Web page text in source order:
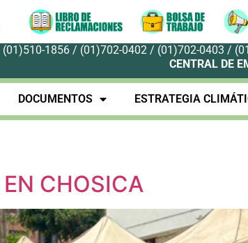
(01)510-1856 / (01)702-0402 / (01)702-0403 /
CENTRAL DE
DOCUMENTOS ESTRATEGIA
CHOSICA